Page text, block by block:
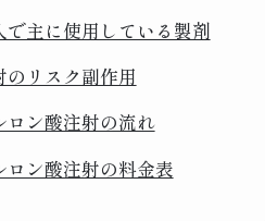
主に使用している製剤
リスク副作用
ロン酸注射の流れ
ン酸注射の料金表